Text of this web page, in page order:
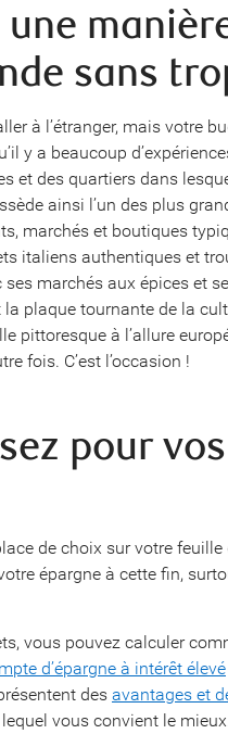
une
sans
à l’étranger, mais votre
y a beaucoup
et des quartiers dans
ainsi l’un des plus
marchés et boutiques
italiens authentiques et
ses marchés aux épices et
la plaque tournante de la
pittoresque à l’allure
fois. C’est l’occasion !
pour
de choix sur votre
épargne à cette fin,
vous pouvez calculer
d’épargne à intérêt élevé
des avantages et
vous convient le mieux.